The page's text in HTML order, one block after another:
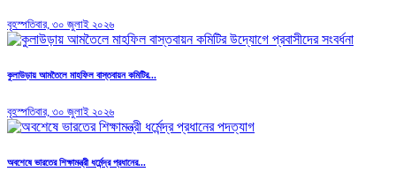
বৃহস্পতিবার, ৩০ জুলাই ২০২৬
কুলাউড়ায় আমতৈলে মাহফিল বাস্তবায়ন কমিটির...
বৃহস্পতিবার, ৩০ জুলাই ২০২৬
অবশেষে ভারতের শিক্ষামন্ত্রী ধর্মেন্দ্র প্রধানের...